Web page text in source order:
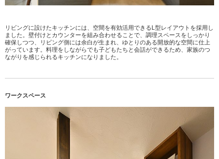
リビングに設けたキッチンには、空間を有効活用できるL型レイアウトを採用し
ました。壁付けとカウンターを組み合わせることで、調理スペースをしっかり
確保しつつ、リビング側には余白が生まれ、ゆとりのある開放的な空間に仕上
がっています。料理をしながらでも子どもたちと会話ができるため、家族のつ
ながりを感じられるキッチンになりました。
ワークスペース